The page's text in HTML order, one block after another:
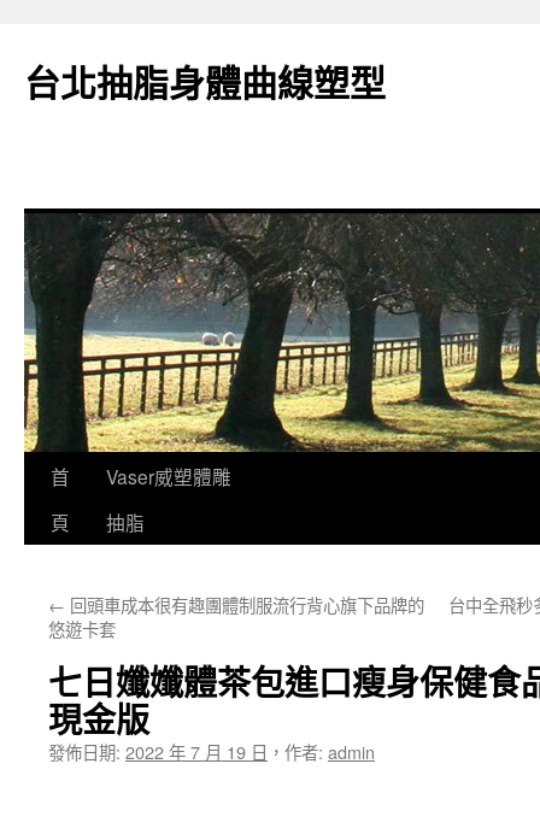
台北抽脂身體曲線塑型
跳
要
容
首
頁
Vaser威塑體雕
抽脂
← 回頭車成本很有趣團體制服流行背心旗下品牌的
悠遊卡套
台中全飛秒
七日孅孅體茶包進口瘦身保健食
現金版
發佈日期: 2022 年 7 月 19 日 ， 作者: admin